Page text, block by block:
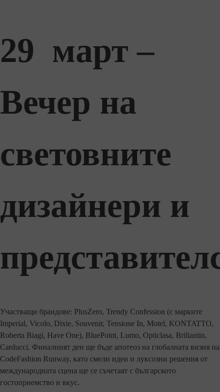
29 март –
Вечер на
световните
дизайнери и
Участващи брандове: PlusZero, Trendy Confession (с марките
Imperial, Vicolo, Dixie, Souvenir, Tensione In, Motel, KONTATTO,
Roberta Biagi, Have One), BluePoint, Lumo, Opticlasa, Briliantin,
Carducci. Финалният ден ще бъде апотеоз на глобалната визия на
CodeFashion Runway, като смели идеи и луксозни решения от
международната сцена ще се съчетаят с българското
гостоприемство и вкус.